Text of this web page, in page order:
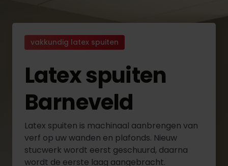
vakkundig latex spuiten
Latex spuiten
Barneveld
Latex spuiten is machinaal aanbrengen van
verf op uw wanden en plafonds. Nieuw
stucwerk wordt eerst geschuurd, daarna
wordt de eerste laag aangebracht.